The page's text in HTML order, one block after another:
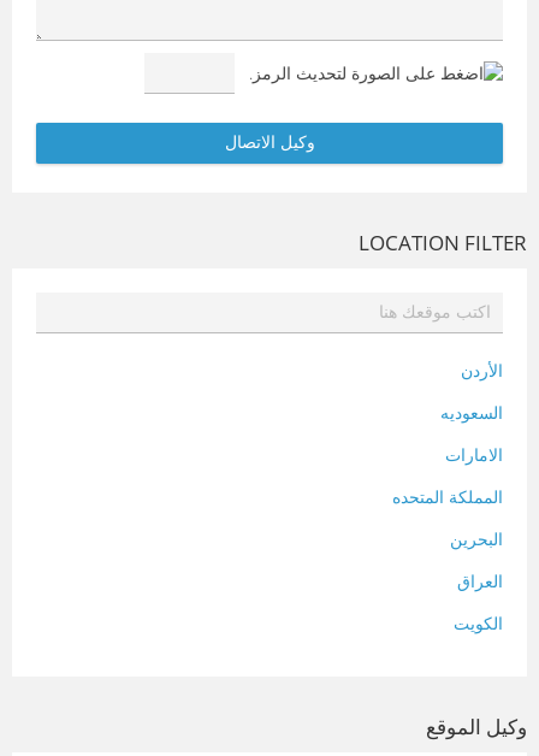
LOCATION FILTER
الأردن
السعوديه
الامارات
المملكة المتحده
البحرين
العراق
الكويت
وكيل الموقع